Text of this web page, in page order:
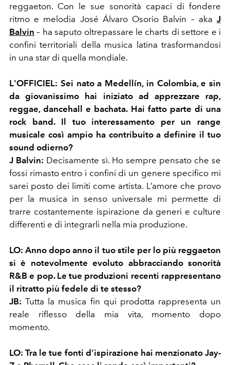
reggaeton. Con le sue sonorità capaci di fondere
ritmo e melodia José Álvaro Osorio Balvin – aka J
Balvin – ha saputo oltrepassare le charts di settore e i
confini territoriali della musica latina trasformandosi
in una star di quella mondiale.
L'OFFICIEL: Sei nato a Medellín, in Colombia, e sin
da giovanissimo hai iniziato ad apprezzare rap,
reggae, dancehall e bachata. Hai fatto parte di una
rock band. Il tuo interessamento per un range
musicale così ampio ha contribuito a definire il tuo
sound odierno?
J Balvin: Decisamente sì. Ho sempre pensato che se
fossi rimasto entro i confini di un genere specifico mi
sarei posto dei limiti come artista. L’amore che provo
per la musica in senso universale mi permette di
trarre costantemente ispirazione da generi e culture
differenti e di integrarli nella mia produzione.
LO:Anno dopo anno il tuo stile per lo più reggaeton
si è notevolmente evoluto abbracciando sonorità
R&B e pop. Le tue produzioni recenti rappresentano
il ritratto più fedele di te stesso?
JB: Tutta la musica fin qui prodotta rappresenta un
reale riflesso della mia vita, momento dopo
momento.
LO:Tra le tue fonti d’ispirazione hai menzionato Jay-